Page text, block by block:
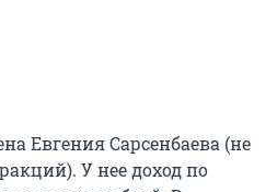
Евгения Сарсенбаева (не
У нее доход по